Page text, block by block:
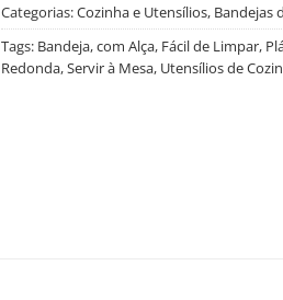
Categorias:Cozinha e Utensílios, Bandejas
Tags: Bandeja,com Alça, Fácil de Limpar,
Redonda,Servir à Mesa, Utensílios de